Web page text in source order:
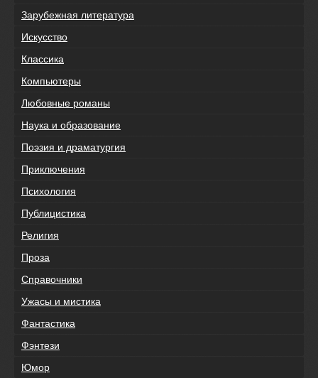
Зарубежная литература
Искусство
Классика
Компьютеры
Любовные романы
Наука и образование
Поэзия и драматургия
Приключения
Психология
Публицистика
Религия
Проза
Справочники
Ужасы и мистика
Фантастика
Фэнтези
Юмор